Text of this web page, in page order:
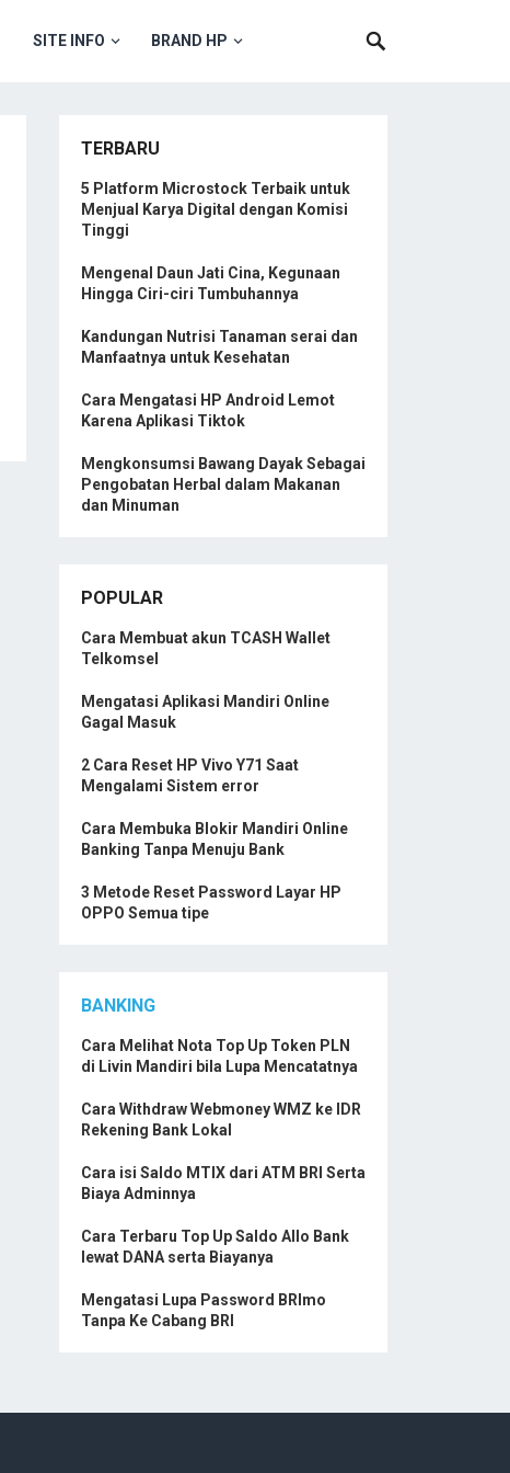
SITE INFO BRAND HP
TERBARU
5 Platform Microstock Terbaik untuk
Menjual Karya Digital dengan Komisi
Tinggi
Mengenal Daun Jati Cina, Kegunaan
Hingga Ciri-ciri Tumbuhannya
Kandungan Nutrisi Tanaman serai dan
Manfaatnya untuk Kesehatan
Cara Mengatasi HP Android Lemot
Karena Aplikasi Tiktok
Mengkonsumsi Bawang Dayak Sebagai
Pengobatan Herbal dalam Makanan
dan Minuman
POPULAR
Cara Membuat akun TCASH Wallet
Telkomsel
Mengatasi Aplikasi Mandiri Online
Gagal Masuk
2 Cara Reset HP Vivo Y71 Saat
Mengalami Sistem error
Cara Membuka Blokir Mandiri Online
Banking Tanpa Menuju Bank
3 Metode Reset Password Layar HP
OPPO Semua tipe
BANKING
Cara Melihat Nota Top Up Token PLN
di Livin Mandiri bila Lupa Mencatatnya
Cara Withdraw Webmoney WMZ ke IDR
Rekening Bank Lokal
Cara isi Saldo MTIX dari ATM BRI Serta
Biaya Adminnya
Cara Terbaru Top Up Saldo Allo Bank
lewat DANA serta Biayanya
Mengatasi Lupa Password BRImo
Tanpa Ke Cabang BRI